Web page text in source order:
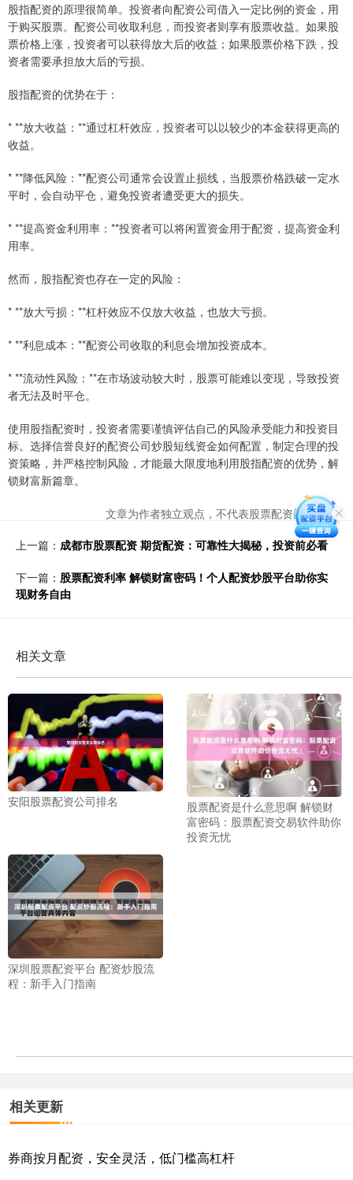
股指配资的原理很简单。投资者向配资公司借入一定比例的资金，用
于购买股票。配资公司收取利息，而投资者则享有股票收益。如果股
票价格上涨，投资者可以获得放大后的收益；如果股票价格下跌，投
资者需要承担放大后的亏损。
股指配资的优势在于：
* **放大收益：**通过杠杆效应，投资者可以以较少的本金获得更高的
收益。
* **降低风险：**配资公司通常会设置止损线，当股票价格跌破一定水
平时，会自动平仓，避免投资者遭受更大的损失。
* **提高资金利用率：**投资者可以将闲置资金用于配资，提高资金利
用率。
然而，股指配资也存在一定的风险：
* **放大亏损：**杠杆效应不仅放大收益，也放大亏损。
* **利息成本：**配资公司收取的利息会增加投资成本。
* **流动性风险：**在市场波动较大时，股票可能难以变现，导致投资
者无法及时平仓。
使用股指配资时，投资者需要谨慎评估自己的风险承受能力和投资目
标。选择信誉良好的配资公司炒股短线资金如何配置，制定合理的投
资策略，并严格控制风险，才能最大限度地利用股指配资的优势，解
锁财富新篇章。
文章为作者独立观点，不代表股票配资门户观点
上一篇： 成都市股票配资 期货配资：可靠性大揭秘，投资前必看
下一篇： 股票配资利率 解锁财富密码！个人配资炒股平台助你实
现财务自由
相关文章
安阳股票配资公司排名
股票配资是什么意思啊 解锁财
富密码：股票配资交易软件助你
投资无忧
深圳股票配资平台 配资炒股流
程：新手入门指南
相关更新
券商按月配资，安全灵活，低门槛高杠杆